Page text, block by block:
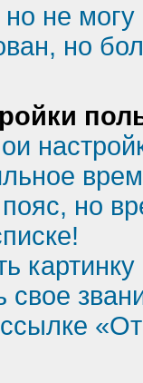
не могу
но
но
свое